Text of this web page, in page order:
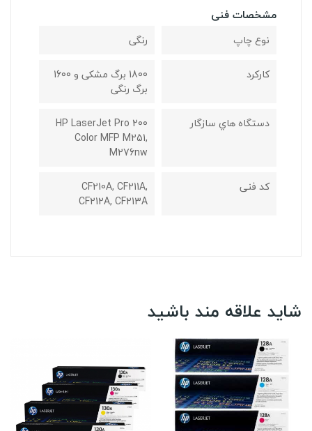
مشخصات فنی
نوع چاپ
رنگی
کارکرد
1800 برگ مشکی و 1600
برگ رنگی
دستگاه هاي سازگار
HP LaserJet Pro 200
Color MFP M251,
M276nw
کد فنی
CF210A, CF211A,
CF212A, CF213A
شاید علاقه مند باشید